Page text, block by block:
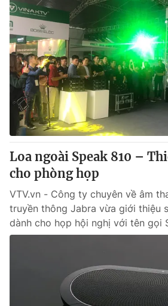
Loa ngoài Speak 810 –
cho phòng họp
VTV.vn - Công ty chuyên về âm
truyền thông Jabra vừa giới thiệu
dành cho họp hội nghị với tên gọi